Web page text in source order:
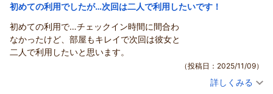
ございますので、自由度は高いかと思われます。ご評価いただ
ママ様のまたのお越しを心よりお待ちしております。
（返信日：2025/12/01）
ぺんちゃん様
この度は当館をご利用いただき誠にありがとうございます。
チェックアウト後も荷物は9：00～18：00であれば受付でお預
室内の電子レンジ、電気ケトル、IHコンロは自由にご利用いた
初めての利用でしたが…次回は二人で利用したいです！
初めての利用で…チェックイン時間に間合わ
なかったけど、部屋もキレイで次回は彼女と
二人で利用したいと思います。
（投稿日：2025/11/09）
詳しくみる